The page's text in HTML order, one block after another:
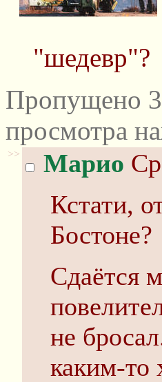
"шедевр"?
Пропущено
просмотра
>> Марио
Кстати,
Бостоне?
Сдаётся
не
каким-то